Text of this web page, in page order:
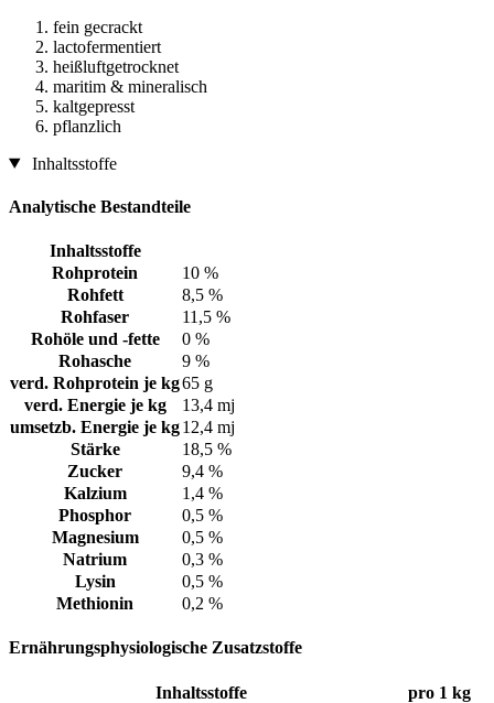
fein gecrackt
lactofermentiert
heißluftgetrocknet
maritim & mineralisch
kaltgepresst
pflanzlich
Inhaltsstoffe
Analytische Bestandteile
Inhaltsstoffe
Rohprotein
10 %
Rohfett
8,5 %
Rohfaser
11,5 %
Rohöle und -fette
0 %
Rohasche
9 %
verd. Rohprotein je kg65 g
verd. Energie je kg
13,4 mj
umsetzb. Energie je kg12,4 mj
Stärke
18,5 %
Zucker
9,4 %
Kalzium
1,4 %
Phosphor
0,5 %
Magnesium
0,5 %
Natrium
0,3 %
Lysin
0,5 %
Methionin
0,2 %
Ernährungsphysiologische Zusatzstoffe
Inhaltsstoffe
pro 1 kg